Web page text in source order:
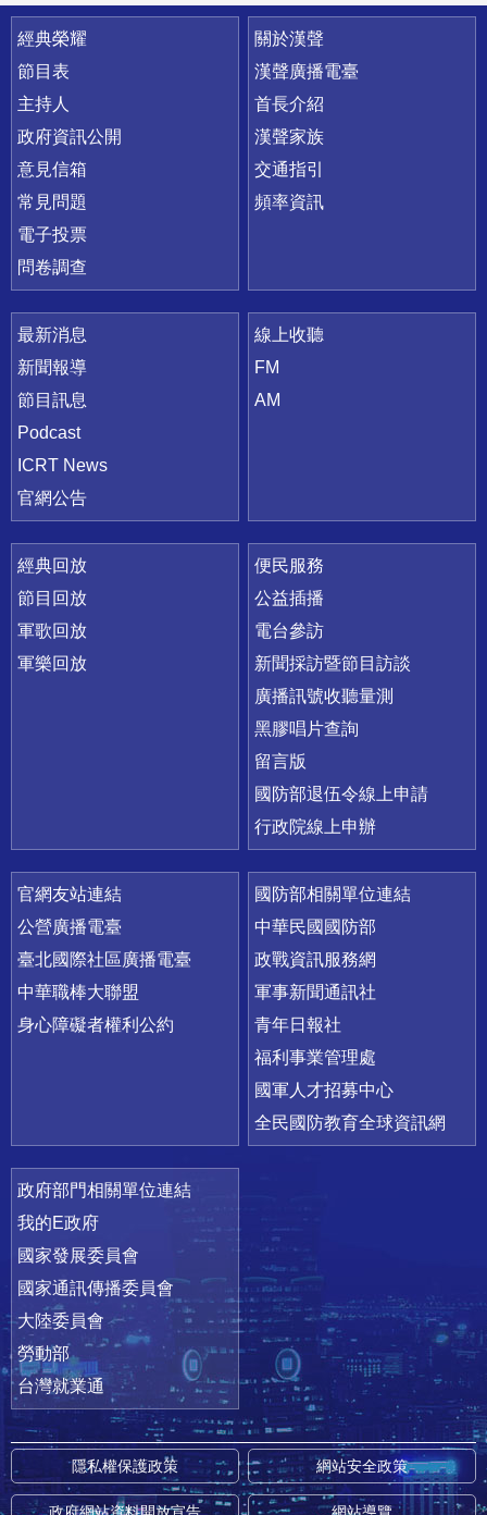
快速連結
經典榮耀
節目表
主持人
政府資訊公開
意見信箱
常見問題
電子投票
問卷調查
關於漢聲
漢聲廣播電臺
首長介紹
漢聲家族
交通指引
頻率資訊
最新消息
新聞報導
節目訊息
Podcast
ICRT News
官網公告
線上收聽
FM
AM
經典回放
節目回放
軍歌回放
軍樂回放
便民服務
公益插播
電台參訪
新聞採訪暨節目訪談
廣播訊號收聽量測
黑膠唱片查詢
留言版
國防部退伍令線上申請
行政院線上申辦
官網友站連結
公營廣播電臺
臺北國際社區廣播電臺
中華職棒大聯盟
身心障礙者權利公約
國防部相關單位連結
中華民國國防部
政戰資訊服務網
軍事新聞通訊社
青年日報社
福利事業管理處
國軍人才招募中心
全民國防教育全球資訊網
政府部門相關單位連結
我的E政府
國家發展委員會
國家通訊傳播委員會
大陸委員會
勞動部
台灣就業通
隱私權保護政策 網站安全政策